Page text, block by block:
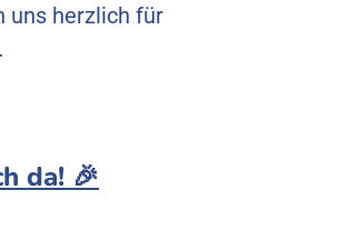
uns herzlich für
da! 🎉